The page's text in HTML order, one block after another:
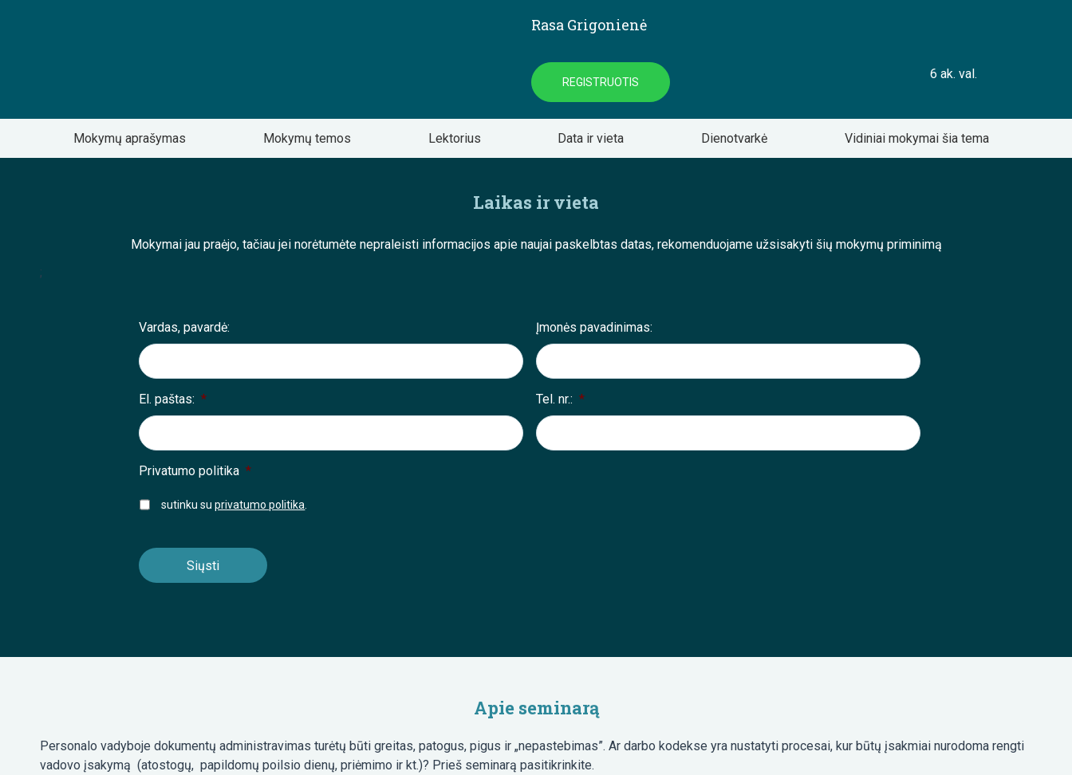
Rasa Grigonienė
REGISTRUOTIS
6 ak. val.
Mokymų aprašymas Mokymų temos Lektorius Data ir vieta Dienotvarkė Vidiniai mokymai šia tema
Laikas ir vieta
Mokymai jau praėjo, tačiau jei norėtumėte nepraleisti informacijos apie naujai paskelbtas datas, rekomenduojame užsisakyti šių mokymų priminimą
;
Vardas, pavardė: Įmonės pavadinimas:
El. paštas: * Tel. nr.: *
Privatumo politika *
sutinku suprivatumo politika
Apie seminarą
Personalo vadyboje dokumentų administravimas turėtų būti greitas, patogus, pigus ir „nepastebimas”. Ar darbo kodekse yra nustatyti procesai, kur būtų įsakmiai nurodoma rengti
vadovo įsakymą (atostogų, papildomų poilsio dienų, priėmimo ir kt.)? Prieš seminarą pasitikrinkite.